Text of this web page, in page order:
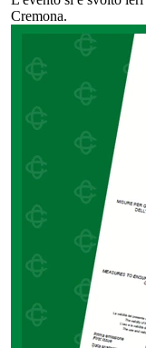
Cremona.